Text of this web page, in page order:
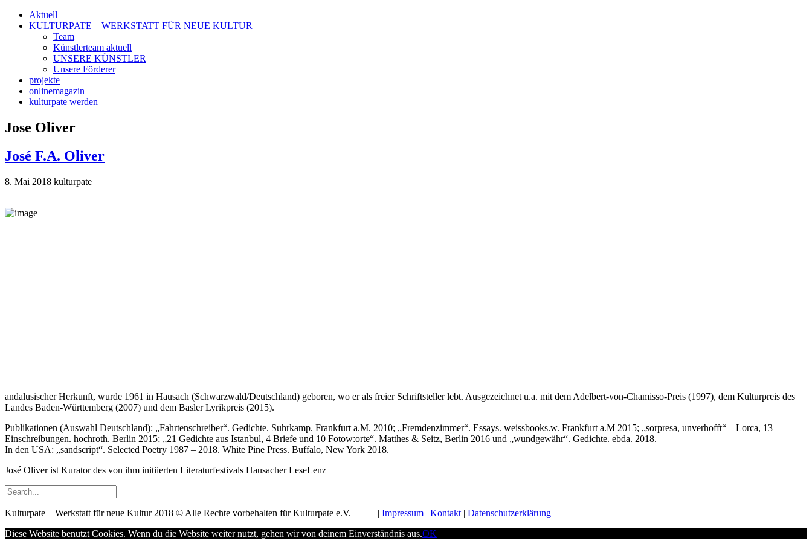
Aktuell
KULTURPATE – WERKSTATT FÜR NEUE KULTUR
Team
Künstlerteam aktuell
UNSERE KÜNSTLER
Unsere Förderer
projekte
onlinemagazin
kulturpate werden
Jose Oliver
José F.A. Oliver
8. Mai 2018 kulturpate
andalusischer Herkunft, wurde 1961 in Hausach (Schwarzwald/Deutschland) geboren, wo er als freier Schriftsteller lebt. Ausgezeichnet u.a. mit dem Adelbert-von-Chamisso-Preis (1997), dem Kulturpreis des
Landes Baden-Württemberg (2007) und dem Basler Lyrikpreis (2015).
Publikationen (Auswahl Deutschland): „Fahrtenschreiber“. Gedichte. Suhrkamp. Frankfurt a.M. 2010; „Fremdenzimmer“. Essays. weissbooks.w. Frankfurt a.M 2015; „sorpresa, unverhofft“ – Lorca, 13
Einschreibungen. hochroth. Berlin 2015; „21 Gedichte aus Istanbul, 4 Briefe und 10 Fotow:orte“. Matthes & Seitz, Berlin 2016 und „wundgewähr“. Gedichte. ebda. 2018.
In den USA: „sandscript“. Selected Poetry 1987 – 2018. White Pine Press. Buffalo, New York 2018.
José Oliver ist Kurator des von ihm initiierten Literaturfestivals Hausacher LeseLenz
Kulturpate – Werkstatt für neue Kultur 2018 © Alle Rechte vorbehalten für Kulturpate e.V. Impressum Kontakt
Datenschutzerklärung
Diese Website benutzt Cookies. Wenn du die Website weiter nutzt, gehen wir von deinem Einverständnis aus.OK